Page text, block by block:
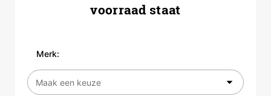
voorraad staat
Merk: